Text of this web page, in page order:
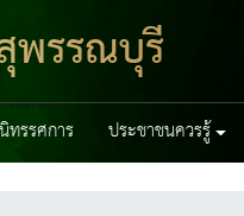
พรรณบุรี
นิทรรศการ ประชาชนควรรู้